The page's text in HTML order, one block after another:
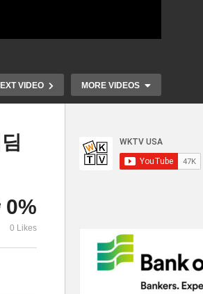
VIDEO MORE VIDEOS
0%
0 Likes